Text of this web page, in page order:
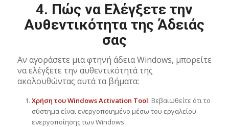
4. Πώς να Ελέγξετε την
Αυθεντικότητα της Άδειάς
σας
Αν αγοράσετε μια φτηνή άδεια Windows, μπορείτε
να ελέγξετε την αυθεντικότητά της
ακολουθώντας αυτά τα βήματα:
Χρήση του Windows Activation Tool: Βεβαιωθείτε ότι το
σύστημα είναι ενεργοποιημένο μέσω του εργαλείου
ενεργοποίησης των Windows.